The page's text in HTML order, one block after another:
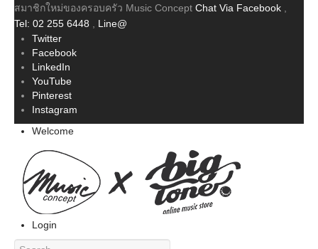
สมาชิกใหม่ของครอบครัว Music Concept Chat Via Facebook
Tel: 02 255 6448
Line@
Twitter
Facebook
LinkedIn
YouTube
Pinterest
Instagram
Welcome
Login